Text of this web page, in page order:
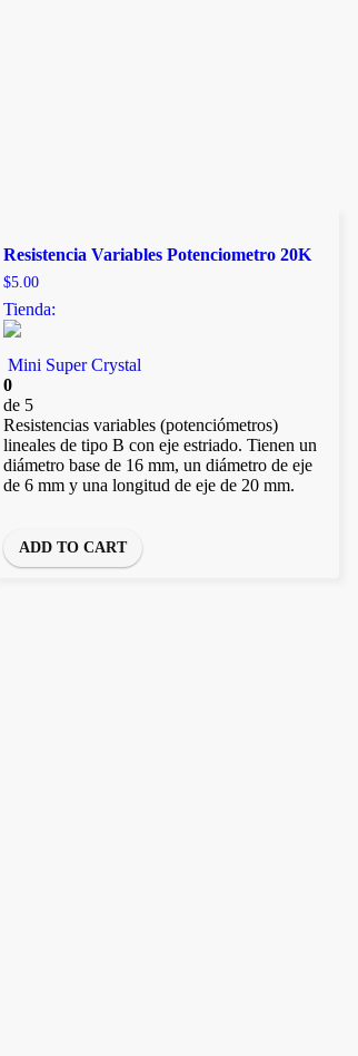
Resistencia Variables Potenciometro 20K
$5.00
Tienda:
Mini Super Crystal
0
de 5
Resistencias variables (potenciómetros)
lineales de tipo B con eje estriado. Tienen un
diámetro base de 16 mm, un diámetro de eje
de 6 mm y una longitud de eje de 20 mm.
ADD TO CART